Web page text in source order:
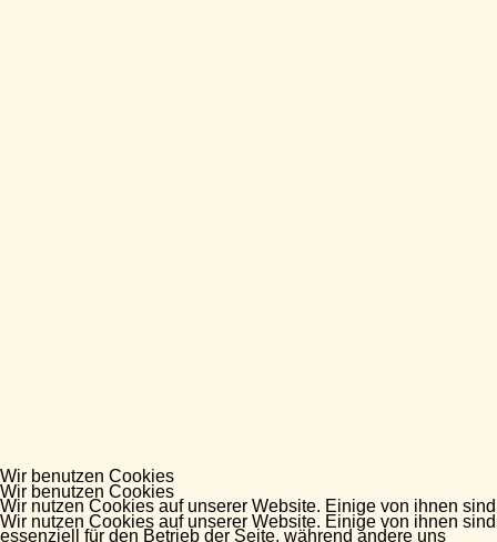
Wir benutzen Cookies
Wir nutzen Cookies auf unserer Website. Einige von ihnen sind
Wir benutzen Cookies
Wir nutzen Cookies auf unserer Website. Einige von ihnen sind
essenziell für den Betrieb der Seite, während andere uns